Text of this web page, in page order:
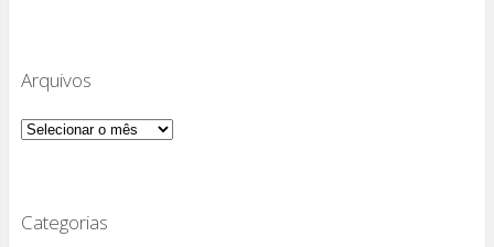
Arquivos
Arquivos
Categorias